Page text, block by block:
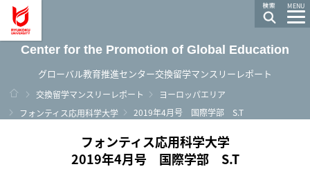
MENU
Center for the Promotion of Global Education
グローバル教育推進センター交換留学マンスリーレポート
ホーム
交換留学マンスリーレポート
ヨーロッパエリア
フォンティス応用科学大学
2019年4月号 国際学部 S.T
フォンティス応用科学大学
2019年4月号 国際学部 S.T